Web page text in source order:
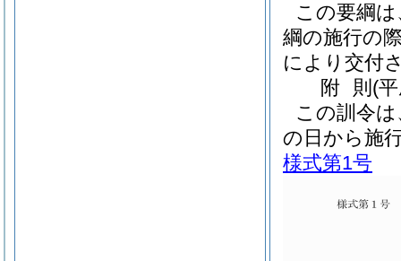
この要綱
綱の施行の
により交付
附 則 (
この訓令
の日から施
様式第1号